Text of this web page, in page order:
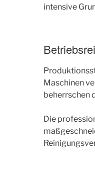
intensive
Maschinen
beherrschen
Die